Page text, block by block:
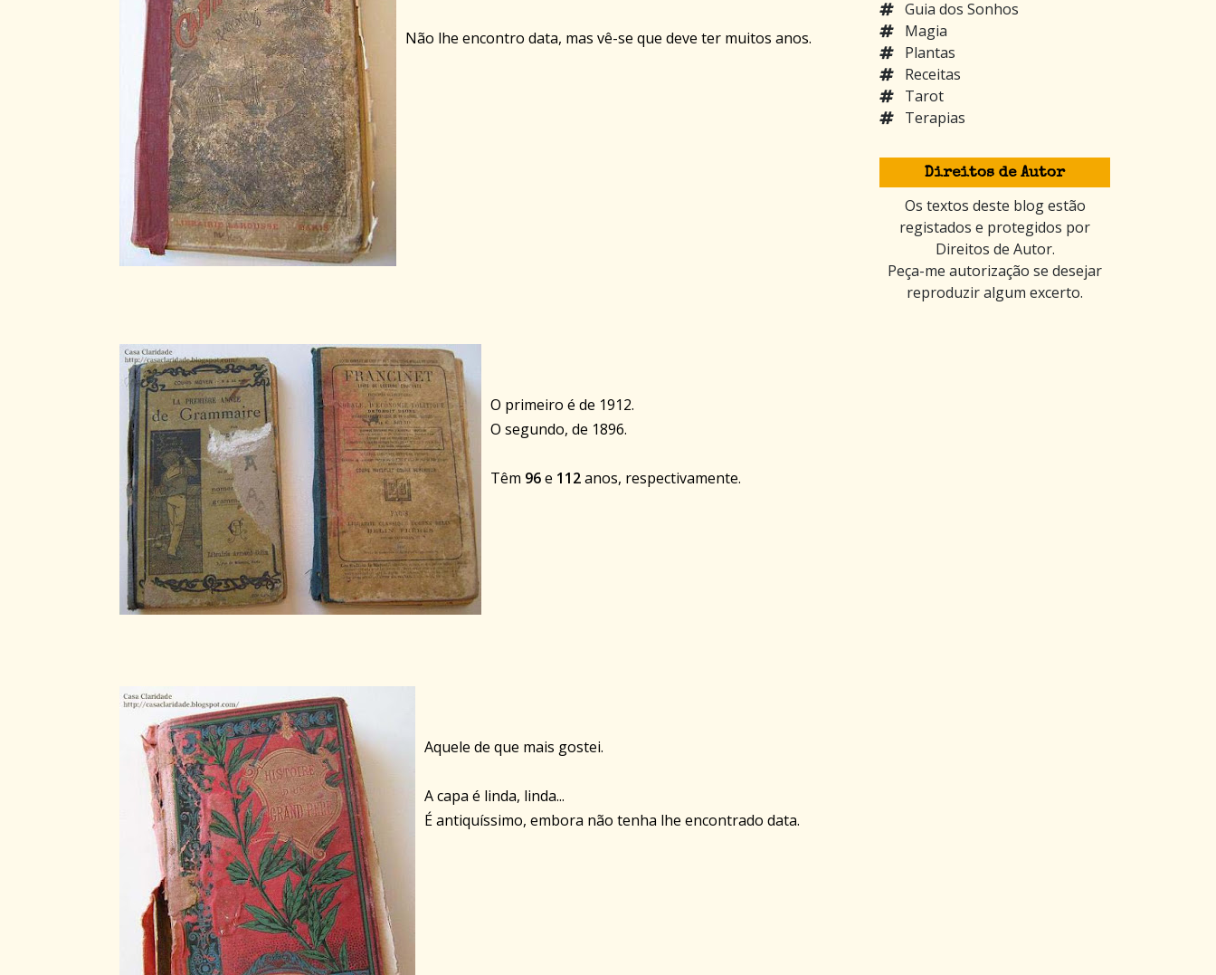
Não lhe encontro data, mas vê-se que deve ter muitos anos.
O primeiro é de 1912.
O segundo, de 1896.
Têm 96e 112anos, respectivamente.
Aquele de que mais gostei.
A capa é linda, linda...
É antiquíssimo, embora não tenha lhe encontrado data.
Guia dos Sonhos
Magia
Plantas
Receitas
Tarot
Terapias
Direitos de Autor
Os textos deste blog estão
registados e protegidos por
Direitos de Autor.
Peça-me autorização se desejar
reproduzir algum excerto.